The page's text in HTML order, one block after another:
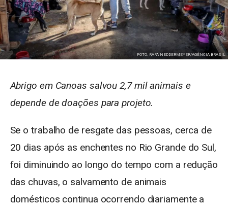
FOTO: RAFA NEDDERMEYER/AGÊNCIA BRASIL
Abrigo em Canoas salvou 2,7 mil animais e
depende de doações para projeto.
Se o trabalho de resgate das pessoas, cerca de
20 dias após as enchentes no Rio Grande do Sul,
foi diminuindo ao longo do tempo com a redução
das chuvas, o salvamento de animais
domésticos continua ocorrendo diariamente a